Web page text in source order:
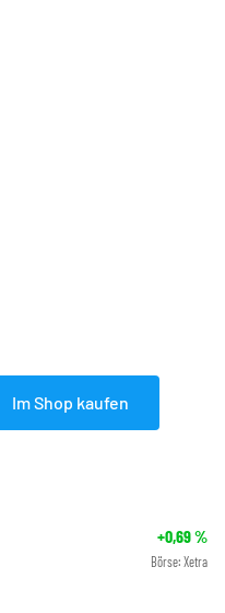
Im Shop kaufen
+0,69%
Börse: Xetra